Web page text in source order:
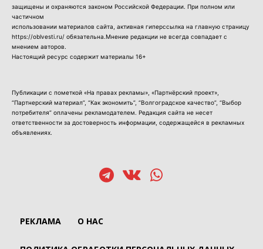
защищены и охраняются законом Российской Федерации. При полном или
частичном
использовании материалов сайта, активная гиперссылка на главную страницу
https://oblvesti.ru/ обязательна.Мнение редакции не всегда совпадает с
мнением авторов.
Настоящий ресурс содержит материалы 16+
Публикации с пометкой «На правах рекламы», «Партнёрский проект»,
“Партнерский материал”, “Как экономить”, “Волгоградское качество”, “Выбор
потребителя” оплачены рекламодателем. Редакция сайта не несет
ответственности за достоверность информации, содержащейся в рекламных
объявлениях.
РЕКЛАМА О НАС